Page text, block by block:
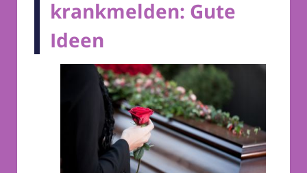
krankmelden: Gute
Ideen